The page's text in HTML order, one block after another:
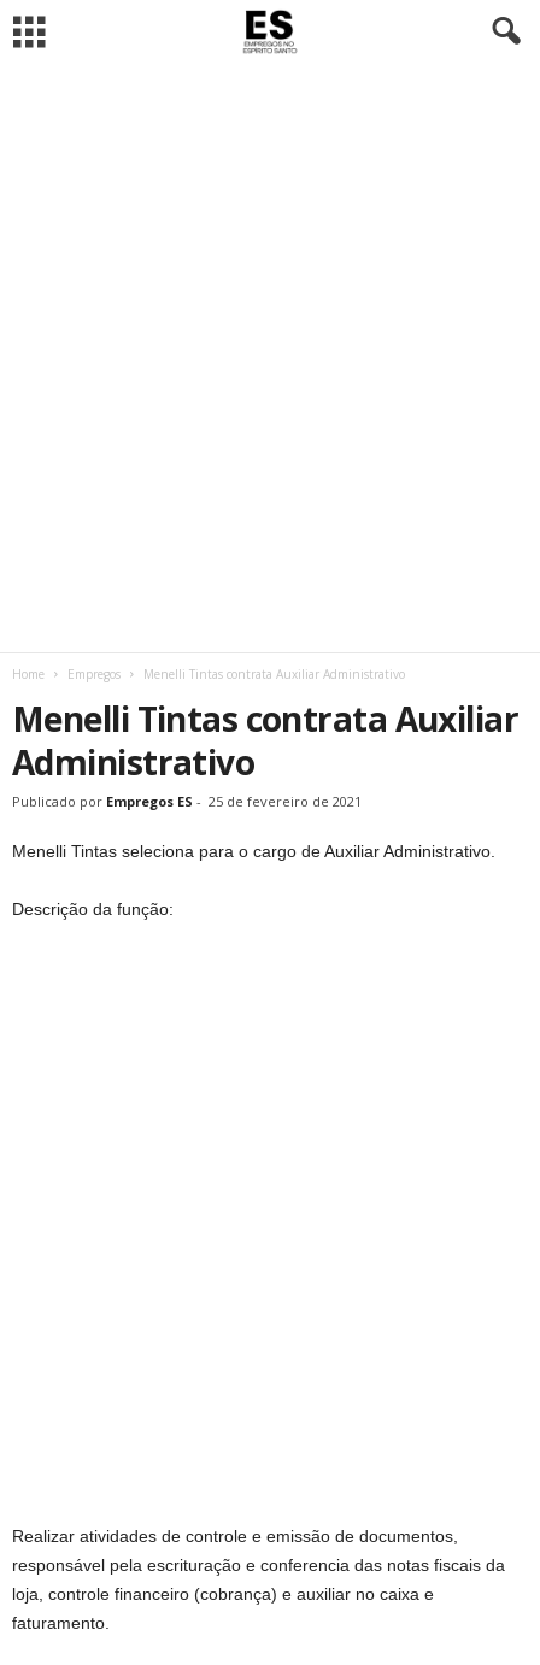
Home Empregos Menelli Tintas contrata Auxiliar Administrativo
Menelli Tintas contrata Auxiliar
Administrativo
Publicado por Empregos ES - 25 de fevereiro de 2021
Menelli Tintas seleciona para o cargo de Auxiliar Administrativo.
Descrição da função:
Realizar atividades de controle e emissão de documentos,
responsável pela escrituração e conferencia das notas fiscais da
loja, controle financeiro (cobrança) e auxiliar no caixa e
faturamento.